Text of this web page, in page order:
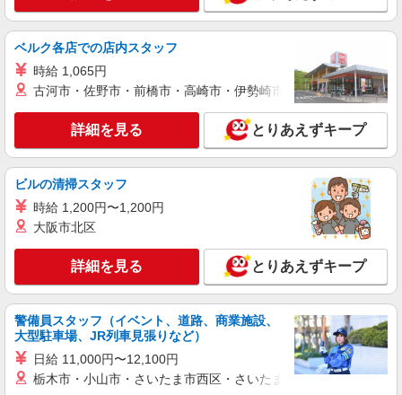
サポートなど
時給1500円〜2125円 ＜日払い有/週払い有/交
通費全支給(ガソリン代含む)＞
キープ 詳細を見る
派遣社員
株式会社kotrio /●NR-H-1882003
高野口駅★ゆったりサ高住スタッフ★清掃/見
回りなど◎日払いOK
時給1500円〜2125円 ＜日払い有/週払い有/交
橋本市内で多数
キープ 詳細を見る
株式会社kotrio /●NR-H-2102329
＼日払いも選べる／橋本市＊サ高住STAFF募
ベルク各店での店内スタッフ
時給 1,065円
古河市・佐野市・前橋市・高崎市・伊勢崎市・太田市・館林市
詳細を見る とりあえずキープ
ビルの清掃スタッフ
時給 1,200円〜1,200円
大阪市北区
詳細を見る とりあえずキープ
警備員スタッフ（イベント、道路、商業施設、
大型駐車場、JR列車見張りなど）
日給 11,000円〜12,100円
栃木市・小山市・さいたま市西区・さいたま市岩槻区・久喜市・